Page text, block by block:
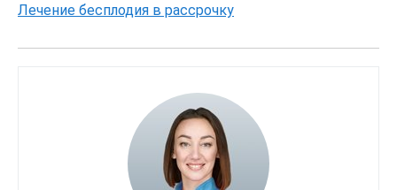
Лечение бесплодия в рассрочку